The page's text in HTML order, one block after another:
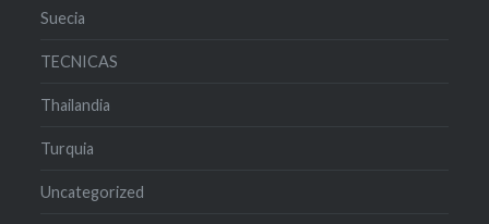
Suecia
TECNICAS
Thailandia
Turquia
Uncategorized